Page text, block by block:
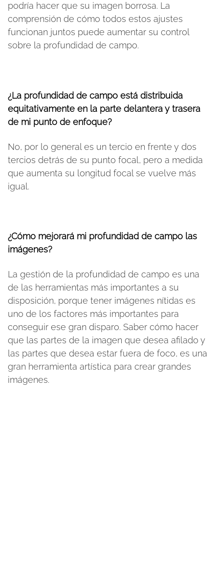
podría hacer que su imagen borrosa. La
comprensión de cómo todos estos ajustes
funcionan juntos puede aumentar su control
sobre la profundidad de campo.
¿La profundidad de campo está distribuida
equitativamente en la parte delantera y trasera
de mi punto de enfoque?
No, por lo general es un tercio en frente y dos
tercios detrás de su punto focal, pero a medida
que aumenta su longitud focal se vuelve más
igual.
¿Cómo mejorará mi profundidad de campo las
imágenes?
La gestión de la profundidad de campo es una
de las herramientas más importantes a su
disposición, porque tener imágenes nítidas es
uno de los factores más importantes para
conseguir ese gran disparo. Saber cómo hacer
que las partes de la imagen que desea afilado y
las partes que desea estar fuera de foco, es una
gran herramienta artística para crear grandes
imágenes.